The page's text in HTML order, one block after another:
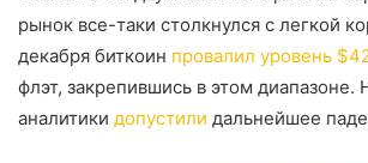
рынок все-таки столкнулся с легкой
декабря биткоин провалил уровень
флэт, закрепившись в этом диапазоне.
аналитики допустили дальнейшее